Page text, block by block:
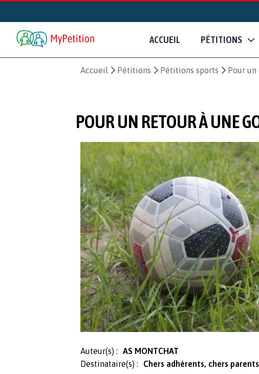
ACCUEIL PÉTITIONS
Accueil Pétitions Pétitions sports Pour
POUR UN RETOUR À UNE
Auteur(s) :
AS MONTCHAT
Destinataire(s) :
Chers adhérents, chers